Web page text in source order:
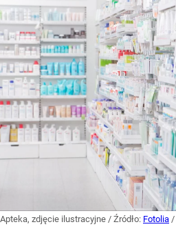
Apteka, zdjęcie ilustracyjne / Źródło: Fotolia /